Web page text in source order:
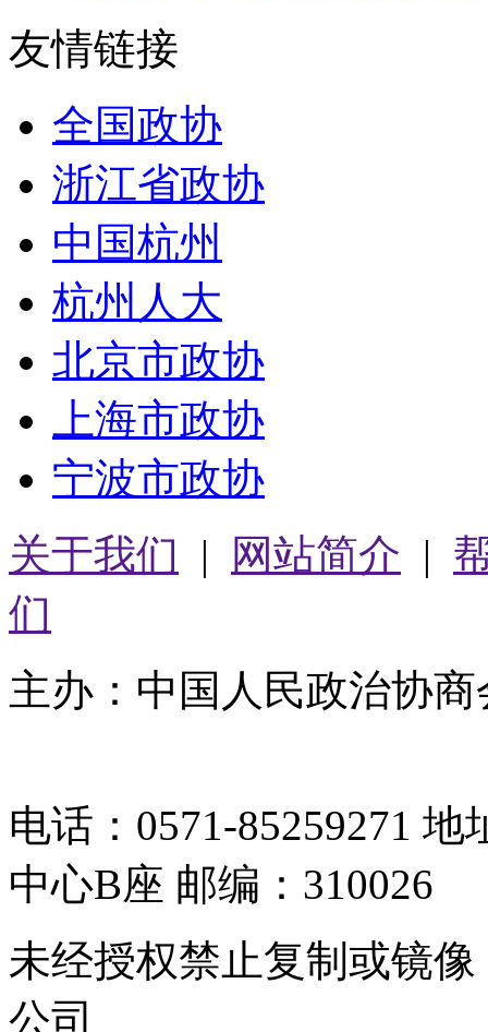
友情链接
全国政协
浙江省政协
中国杭州
杭州人大
北京市政协
上海市政协
宁波市政协
关于我们 | 网站简介 |
们
主办：中国人民政治协
电话：0571-85259271
中心B座 邮编：310026
未经授权禁止复制或镜
公司